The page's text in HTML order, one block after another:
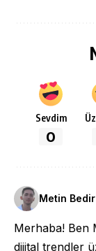
Sevdim
0
Metin Bedir
Merhaba! Ben
dijital trendler